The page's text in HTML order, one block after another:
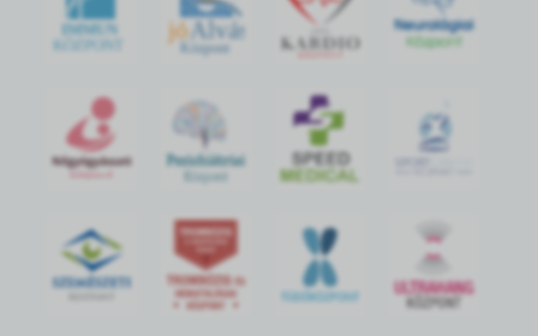
IMMUN
KÖZPONT
jó Alvás
Központ